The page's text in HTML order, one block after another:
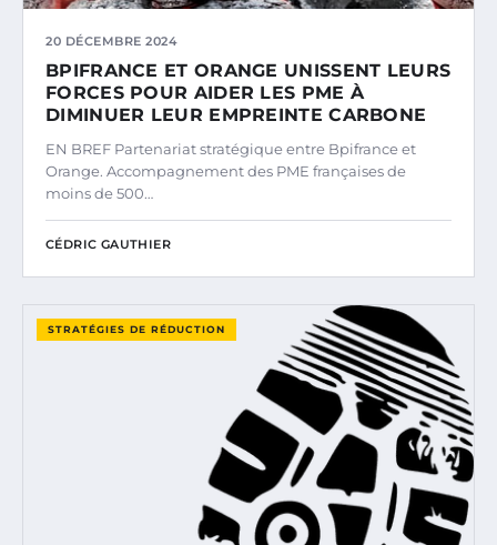
20 DÉCEMBRE 2024
BPIFRANCE ET ORANGE UNISSENT LEURS
FORCES POUR AIDER LES PME À
DIMINUER LEUR EMPREINTE CARBONE
EN BREF Partenariat stratégique entre Bpifrance et
Orange. Accompagnement des PME françaises de
moins de 500…
CÉDRIC GAUTHIER
STRATÉGIES DE RÉDUCTION